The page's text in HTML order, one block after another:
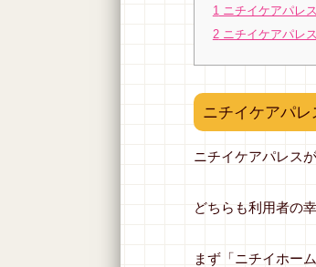
1ニチイケアパレ
2ニチイケアパレ
ニチイケアパ
ニチイケアパレス
どちらも利用者の
まず「ニチイホー